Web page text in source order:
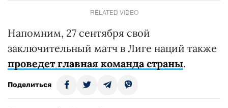
RELATED VIDEO
Напомним, 27 сентября свой
заключительный матч в Лиге наций также
проведет главная команда страны.
Поделиться